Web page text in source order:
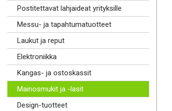
Postitettavat lahjaideat yrityksille
Messu- ja tapahtumatuotteet
Laukut ja reput
Elektroniikka
Kangas- ja ostoskassit
Mainosmukit ja -lasit
Design-tuotteet